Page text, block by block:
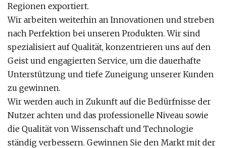
Regionen exportiert.
Wir arbeiten weiterhin an Innovationen und streben
nach Perfektion bei unseren Produkten. Wir sind
spezialisiert auf Qualität, konzentrieren uns auf den
Geist und engagierten Service, um die dauerhafte
Unterstützung und tiefe Zuneigung unserer Kunden
zu gewinnen.
Wir werden auch in Zukunft auf die Bedürfnisse der
Nutzer achten und das professionelle Niveau sowie
die Qualität von Wissenschaft und Technologie
ständig verbessern. Gewinnen Sie den Markt mit der